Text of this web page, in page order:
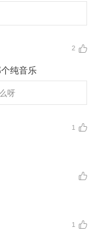
2
纯音乐
呀
1
1